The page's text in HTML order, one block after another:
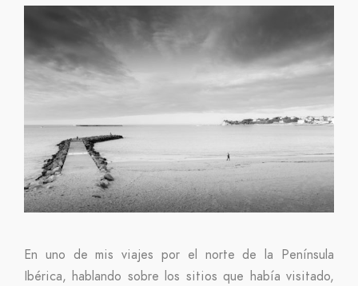
En uno de mis viajes por el norte de la Península
Ibérica, hablando sobre los sitios que había visitado,